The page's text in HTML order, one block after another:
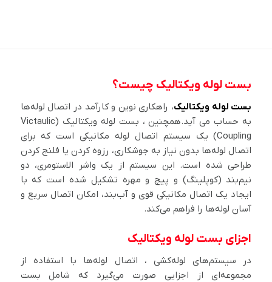
بست لوله ویکتالیک چیست؟
بست لوله ویکتالیک، راهکاری نوین و کارآمد در اتصال لوله‌ها
به حساب می آید.همچنین ، بست لوله ویکتالیک (Victaulic
Coupling) یک سیستم اتصال لوله مکانیکی است که برای
اتصال لوله‌ها بدون نیاز به جوشکاری، رزوه کردن یا فلنج کردن
طراحی شده است. این سیستم از یک واشر الاستومری، دو
نیم‌بند (کوپلینگ) و پیچ و مهره تشکیل شده است که با
ایجاد یک اتصال مکانیکی قوی و آب‌بند، امکان اتصال سریع و
آسان لوله‌ها را فراهم می‌کند.
اجزای بست لوله ویکتالیک
در سیستم‌های لوله‌کشی ، اتصال لوله‌ها با استفاده از
مجموعه‌ای از اجزایی صورت می‌گیرد که شامل بست